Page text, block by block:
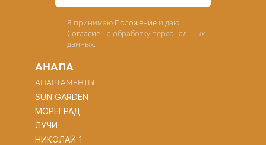
Я принимаю Положение и даю
Согласие на обработку персональных
данных.
АНАПА
АПАРТАМЕНТЫ:
SUN GARDEN
МОРЕГРАД
ЛУЧИ
НИКОЛАЙ 1